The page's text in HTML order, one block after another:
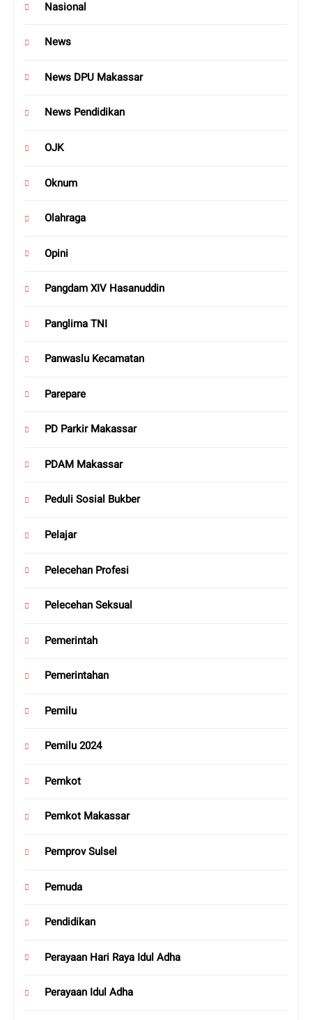
Nasional
News
News DPU Makassar
News Pendidikan
OJK
Oknum
Olahraga
Opini
Pangdam XIV Hasanuddin
Panglima TNI
Panwaslu Kecamatan
Parepare
PD Parkir Makassar
PDAM Makassar
Peduli Sosial Bukber
Pelajar
Pelecehan Profesi
Pelecehan Seksual
Pemerintah
Pemerintahan
Pemilu
Pemilu 2024
Pemkot
Pemkot Makassar
Pemprov Sulsel
Pemuda
Pendidikan
Perayaan Hari Raya Idul Adha
Perayaan Idul Adha